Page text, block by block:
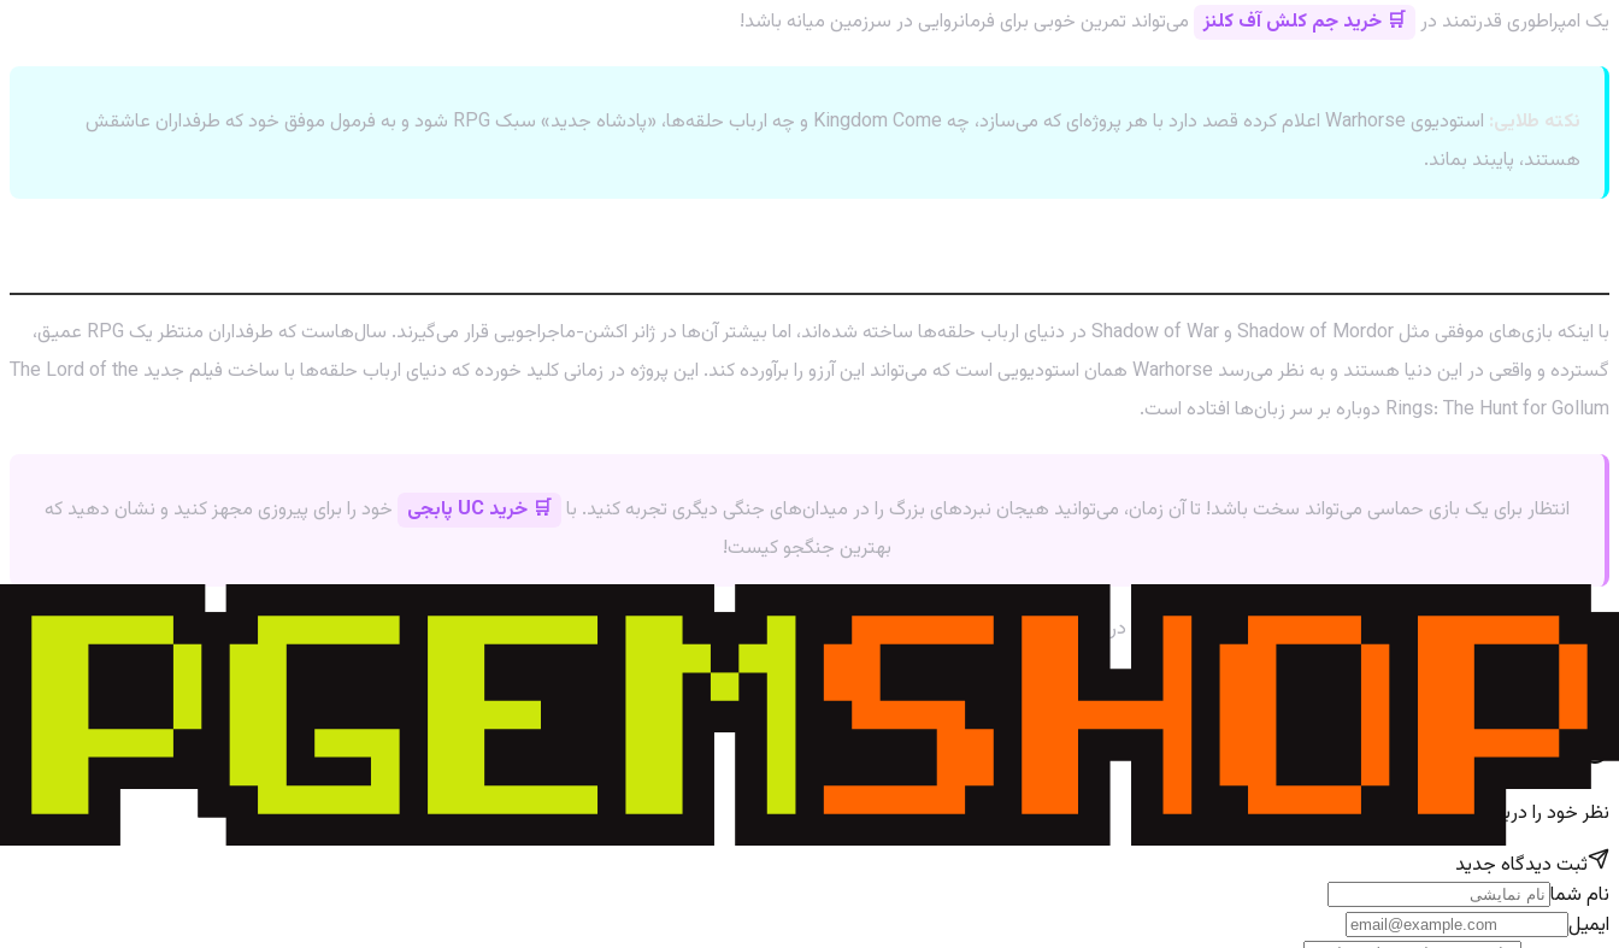
یک امپراطوری قدرتمند در 🛒 خرید جم کلش آف کلنز می‌تواند تمرین خوبی برای فرمانروایی در سرزمین میانه باشد!
نکته طلایی:
استودیوی Warhorse اعلام کرده قصد دارد با هر پروژه‌ای که می‌سازد، چه Kingdom Come و چه ارباب حلقه‌ها، «پادشاه جدید» سبک RPG شود و به فرمول موفق خود که طرفداران عاشقش
هستند، پایبند بماند.
با اینکه بازی‌های موفقی مثل Shadow of Mordor و Shadow of War در دنیای ارباب حلقه‌ها ساخته شده‌اند، اما بیشتر آن‌ها در ژانر اکشن-ماجراجویی قرار می‌گیرند. سال‌هاست که طرفداران منتظر یک RPG عمیق،
گسترده و واقعی در این دنیا هستند و به نظر می‌رسد Warhorse همان استودیویی است که می‌تواند این آرزو را برآورده کند. این پروژه در زمانی کلید خورده که دنیای ارباب حلقه‌ها با ساخت فیلم جدید The Lord of the
Rings: The Hunt for Gollum دوباره بر سر زبان‌ها افتاده است.
انتظار برای یک بازی حماسی می‌تواند سخت باشد! تا آن زمان، می‌توانید هیجان نبردهای بزرگ را در میدان‌های جنگی دیگری تجربه کنید. با 🛒 خرید UC پابجی
خود را برای پیروزی مجهز کنید و نشان دهید که
بهترین جنگجو کیست!
دیدگاه‌های کاربران
نظر خود را درباره این مقاله با ما به اشتراک بگذارید
ثبت دیدگاه جدید
نام شما
ایمیل